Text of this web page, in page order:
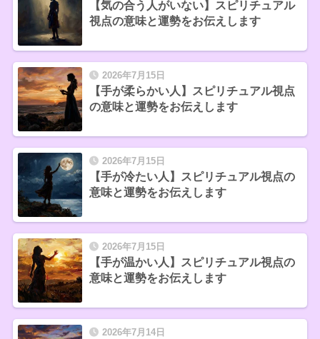
【気の合う人がいない】スピリチュアル
視点の意味と運勢をお伝えします
2026年7月15日
【手が柔らかい人】スピリチュアル視点
の意味と運勢をお伝えします
2026年7月15日
【手が冷たい人】スピリチュアル視点の
意味と運勢をお伝えします
2026年7月15日
【手が温かい人】スピリチュアル視点の
意味と運勢をお伝えします
2026年7月14日